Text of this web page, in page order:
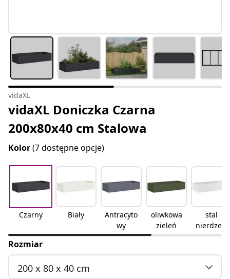
vidaXL
vidaXL Doniczka Czarna
200x80x40 cm Stalowa
Kolor(7 dostępne opcje)
Czarny Biały
Antracyto
wy
oliwkowa
zieleń
stal
nierdzew
na
Rozmiar
200 x 80 x 40 cm